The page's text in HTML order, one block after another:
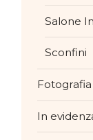
Salone
Sconfini
Fotografia
In